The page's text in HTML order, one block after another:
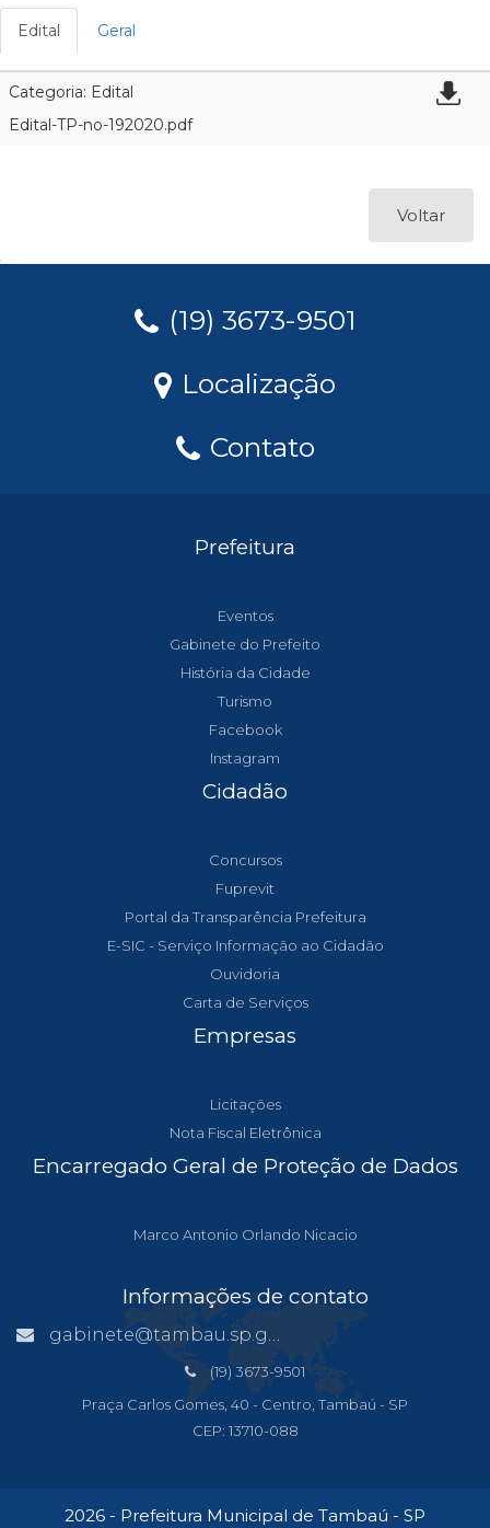
Edital Geral
Categoria: Edital
Edital-TP-no-192020.pdf
Voltar
(19) 3673-9501
Localização
Contato
Prefeitura
Eventos
Gabinete do Prefeito
História da Cidade
Turismo
Facebook
Instagram
Cidadão
Concursos
Fuprevit
Portal da Transparência Prefeitura
E-SIC - Serviço Informação ao Cidadão
Ouvidoria
Carta de Serviços
Empresas
Licitações
Nota Fiscal Eletrônica
Encarregado Geral de Proteção de Dados
Marco Antonio Orlando Nicacio
Informações de contato
gabinete@tambau.sp.gov.br
(19) 3673-9501
Praça Carlos Gomes, 40 - Centro, Tambaú - SP
CEP: 13710-088
2026 - Prefeitura Municipal de Tambaú - SP